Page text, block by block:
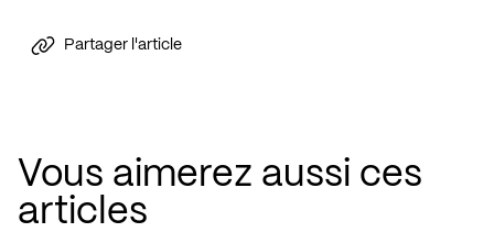
Partager l'article
Vous aimerez aussi ces
articles